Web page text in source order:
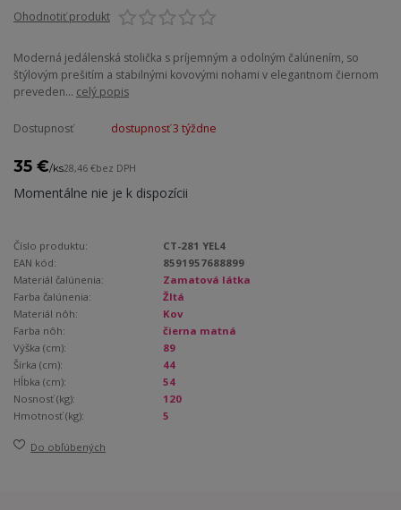
Ohodnotiť produkt
Moderná jedálenská stolička s príjemným a odolným čalúnením, so
štýlovým prešitím a stabilnými kovovými nohami v elegantnom čiernom
preveden... celý popis
Dostupnosť dostupnosť 3 týždne
35 €/ks28,46 €bez DPH
Momentálne nie je k dispozícii
Číslo produktu:
CT-281 YEL4
EAN kód:
8591957688899
Materiál čalúnenia:
Zamatová látka
Farba čalúnenia:
Žltá
Materiál nôh:
Kov
Farba nôh:
čierna matná
Výška (cm):
89
Šírka (cm):
44
Hĺbka (cm):
54
Nosnosť (kg):
120
Hmotnosť (kg):
5
Do obľúbených